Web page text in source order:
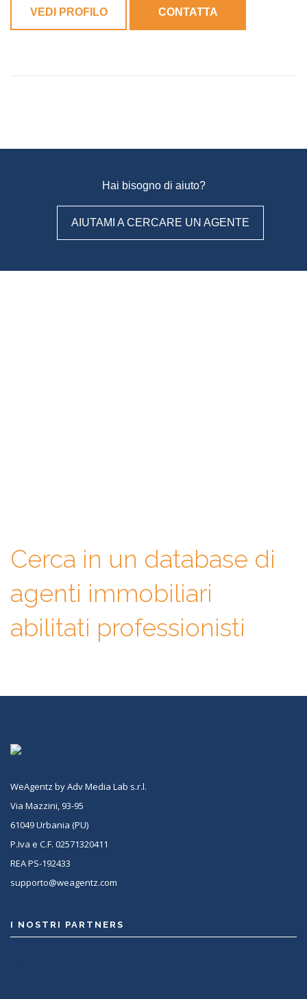
VEDI PROFILO CONTATTA
Hai bisogno di aiuto?
AIUTAMI A CERCARE UN AGENTE
Cerca in un database di
agenti immobiliari
abilitati professionisti
WeAgentz by Adv Media Lab s.r.l.
Via Mazzini, 93-95
61049 Urbania (PU)
P.Iva e C.F. 02571320411
REA PS-192433
supporto@weagentz.com
I NOSTRI PARTNERS